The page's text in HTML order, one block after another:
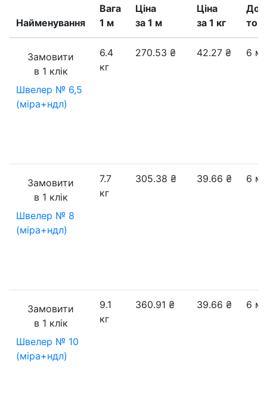
Найменування
Вага
1 м
Ціна
за 1 м
Ціна
за 1 кг
Замовити
в 1 клік
Швелер № 6,5
(міра+ндл)
6.4
кг
270.53 ₴ 42.27 ₴ 6 м
Замовити
в 1 клік
Швелер № 8
(міра+ндл)
7.7
кг
305.38 ₴ 39.66 ₴ 6 м
Замовити
в 1 клік
Швелер № 10
(міра+ндл)
9.1
кг
360.91 ₴ 39.66 ₴ 6 м